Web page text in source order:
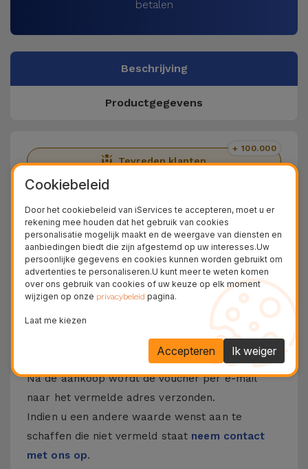
betalen
Beschrijving
Productgegevens
Tevreden klanten
+ 100.000
Gratis Levering
Ontdek de voucher van iServices
De iServices-vouchers zijn een originele manier
om het beste van iServices aan te bieden. Met
deze vouchers kunt u reparaties, accessoires en
Na de aankoop wordt de voucher per e-mail
naar het vermelde adres verzonden.
Indien u een andere waarde wenst aan te
schaffen die niet vermeld staat neem contact
met ons op.
Cookiebeleid
Door het cookiebeleid van iServices te accepteren, moet u er
rekening mee houden dat het gebruik van cookies
personalisatie mogelijk maakt en de weergave van diensten en
aanbiedingen biedt die zijn afgestemd op uw interesses.Uw
persoonlijke gegevens en cookies kunnen worden gebruikt om
advertenties te personaliseren.U kunt meer te weten komen
over ons gebruik van cookies of uw keuze op elk moment
wijzigen op onze privacybeleid pagina.
Laat me kiezen
Ik weiger
Accepteren